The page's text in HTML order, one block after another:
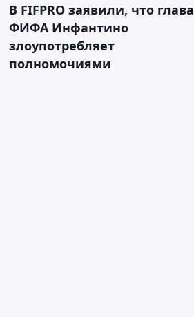
В FIFPRO заявили, что глава
ФИФА Инфантино
злоупотребляет
полномочиями